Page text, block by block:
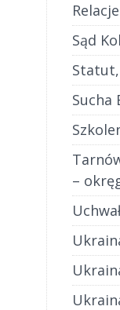
Sąd
Statut,
Sucha
–